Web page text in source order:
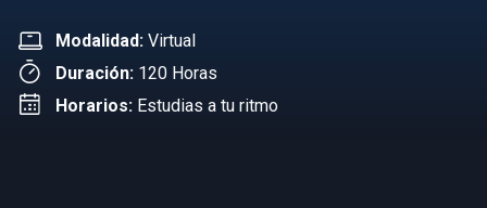
Modalidad: Virtual
Duración: 120 Horas
Horarios: Estudias a tu ritmo